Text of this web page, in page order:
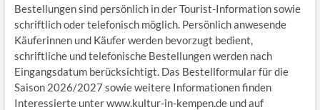
Bestellungen sind persönlich in der Tourist-Information sowie
schriftlich oder telefonisch möglich. Persönlich anwesende
Käuferinnen und Käufer werden bevorzugt bedient,
schriftliche und telefonische Bestellungen werden nach
Eingangsdatum berücksichtigt. Das Bestellformular für die
Saison 2026/2027 sowie weitere Informationen finden
Interessierte unter www.kultur-in-kempen.de und auf